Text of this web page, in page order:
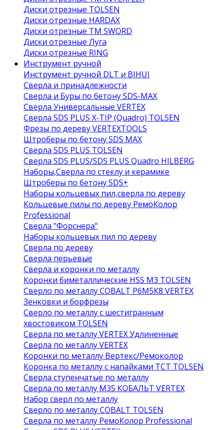
Диски отрезные TOLSEN
Диски отрезные HARDAX
Диски отрезные ТМ SWORD
Диски отрезные Луга
Диски отрезные RING
Инструмент ручной
Инструмент ручной DLT и BIHUI
Сверла и принадлежности
Сверла и Буры по бетону SDS-MAX
Сверла Универсальные VERTEX
Сверла SDS PLUS X-TIP (Quadro) TOLSEN
Фрезы по дереву VERTEXTOOLS
Штроберы по бетону SDS MAX
Сверла SDS PLUS TOLSEN
Сверла SDS PLUS/SDS PLUS Quadro HILBERG
Наборы,Сверла по стеклу и керамике
Штроберы по бетону SDS+
Наборы кольцевых пил,сверла по дереву
Кольцевые пилы по дереву РемоКолор
Professional
Сверла "Форснера"
Наборы кольцевых пил по дереву
Сверла по дереву
Сверла перьевые
Сверла и коронки по металлу
Коронки биметаллические HSS M3 TOLSEN
Сверло по металлу COBALT Р6М5К8 VERTEX
Зенковки и борфрезы
Сверло по металлу с шестигранным
хвостовиком TOLSEN
Сверла по металлу VERTEX Удлиненные
Сверла по металлу VERTEX
Коронки по металлу Вертекс/Ремоколор
Коронка по металлу с напайками TCT TOLSEN
Сверла ступенчатые по металлу
Сверла по металлу М35 КОБАЛЬТ VERTEX
Набор сверл по металлу
Сверло по металлу COBALT TOLSEN
Сверла по металлу РемоКолор Professional